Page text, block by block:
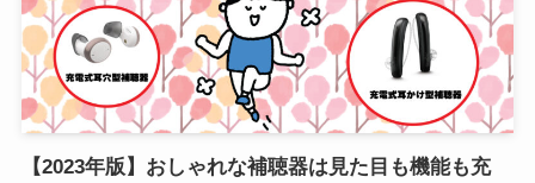
【2023年版】おしゃれな補聴器は見た目も機能も充